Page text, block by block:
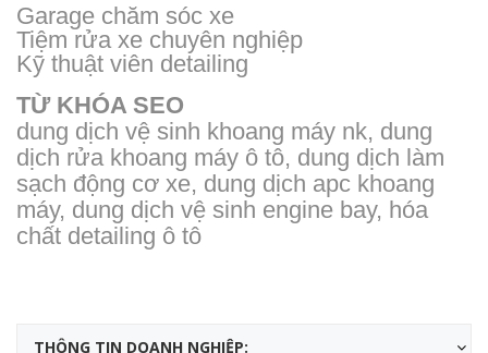
Garage chăm sóc xe
Tiệm rửa xe chuyên nghiệp
Kỹ thuật viên detailing
TỪ KHÓA SEO
dung dịch vệ sinh khoang máy nk, dung
dịch rửa khoang máy ô tô, dung dịch làm
sạch động cơ xe, dung dịch apc khoang
máy, dung dịch vệ sinh engine bay, hóa
chất detailing ô tô
THÔNG TIN DOANH NGHIỆP: